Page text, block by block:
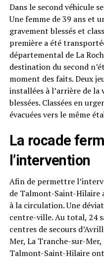
Dans le second véhicule
Une femme de 39 ans et
gravement blessés et
première a été
départemental de La
destination du second
moment des faits. Deux
installées à l’arrière de
blessées. Classées en
évacuées vers le même
La rocade
l’intervention
Afin de permettre
de Talmont-Saint-Hilaire
à la circulation. Une
centre-ville. Au total, 24
centres de secours
Mer, La Tranche-sur-Mer,
Talmont-Saint-Hilaire